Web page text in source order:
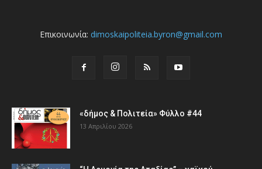
Επικοινωνία: dimoskaipoliteia.byron@gmail.com
«δήμος & Πολιτεία» Φύλλο #44
13 Απριλίου 2026